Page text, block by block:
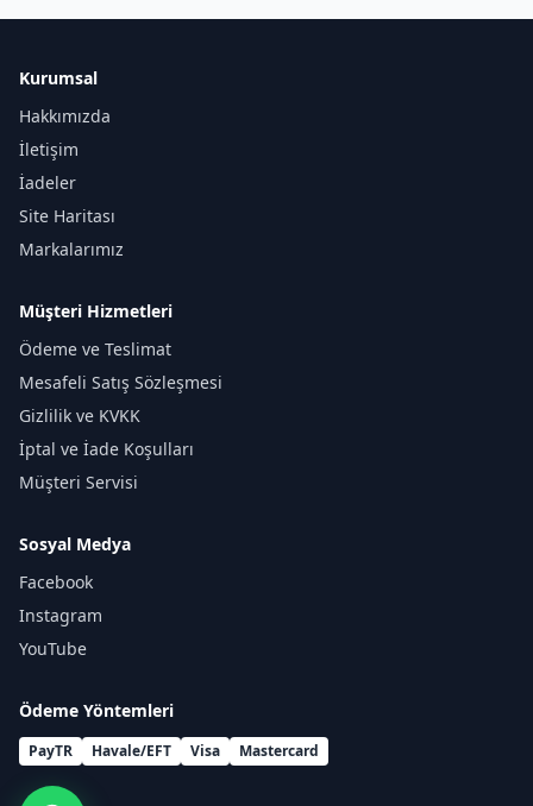
Kurumsal
Hakkımızda
İletişim
İadeler
Site Haritası
Markalarımız
Müşteri Hizmetleri
Ödeme ve Teslimat
Mesafeli Satış Sözleşmesi
Gizlilik ve KVKK
İptal ve İade Koşulları
Müşteri Servisi
Sosyal Medya
Facebook
Instagram
YouTube
Ödeme Yöntemleri
PayTR Havale/EFT Visa Mastercard